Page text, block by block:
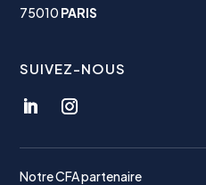
75010 PARIS
SUIVEZ-NOUS
Notre CFA partenaire